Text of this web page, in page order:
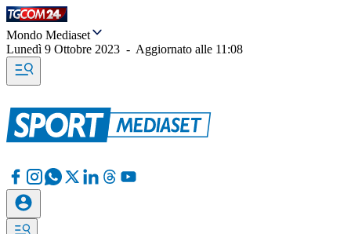
Mondo Mediaset
Lunedì 9 Ottobre 2023 - Aggiornato alle 11:08